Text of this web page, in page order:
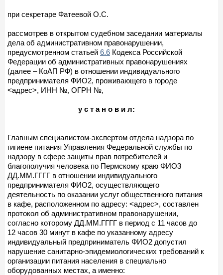
при секретаре Фатеевой О.С.
рассмотрев в открытом судебном заседании материалы
дела об административном правонарушении,
предусмотренном статьей 6.6 Кодекса Российской
Федерации об административных правонарушениях
(далее – КоАП РФ) в отношении индивидуального
предпринимателя ФИО2, проживающего в городе
<адрес>, ИНН №, ОГРН №,
у с т а н о в и л:
Главным специалистом-экспертом отдела надзора по
гигиене питания Управления Федеральной службы по
надзору в сфере защиты прав потребителей и
благополучия человека по Пермскому краю ФИО3
ДД.ММ.ГГГГ в отношении индивидуального
предпринимателя ФИО2, осуществляющего
деятельность по оказании услуг общественного питания
в кафе, расположенном по адресу: <адрес>, составлен
протокол об административном правонарушении,
согласно которому ДД.ММ.ГГГГ в период с 11 часов до
12 часов 30 минут в кафе по указанному адресу
индивидуальный предприниматель ФИО2 допустил
нарушение санитарно-эпидемиологических требований к
организации питания населения в специально
оборудованных местах, а именно: